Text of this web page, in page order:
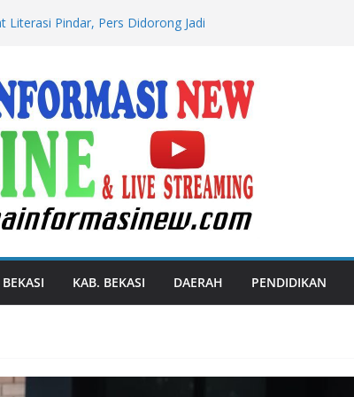
Literasi Pindar, Pers Didorong Jadi
Paralimpik
dan Restoran Kembali ke
Infrastruktur
Kasus Penganiayaan Berat yang
Meninggal Dunia
2026 Perkuat Ekonomi Petani, Penuhi
KAB. BEKASI DAERAH PENDIDIKAN